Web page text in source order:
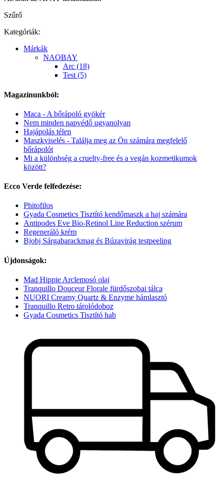
Szűrő
Kategóriák:
Márkák
NAOBAY
Arc (18)
Test (5)
Magazinunkból:
Maca - A bőrápoló gyökér
Nem minden napvédő ugyanolyan
Hajápolás télen
Maszkviselés - Találja meg az Ön számára megfelelő
bőrápolót
Mi a különbség a cruelty-free és a vegán kozmetikumok
között?
Ecco Verde felfedezése:
Phitofilos
Gyada Cosmetics Tisztító kendőmaszk a haj számára
Antipodes Eve Bio-Retinol Line Reduction szérum
Regeneráló krém
Bjobj Sárgabarackmag és Búzavirág testpeeling
Újdonságok:
Mad Hippie Arclemosó olaj
Tranquillo Douceur Florale fürdőszobai tálca
NUORI Creamy Quartz & Enzyme hámlasztó
Tranquillo Retro tárolódoboz
Gyada Cosmetics Tisztító hab